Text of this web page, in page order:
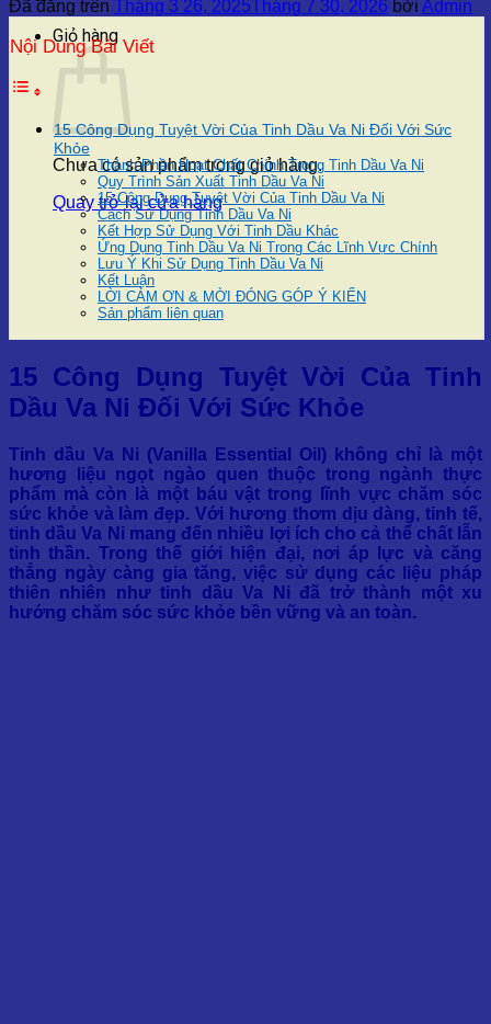
Giỏ hàng
Chưa có sản phẩm trong giỏ hàng.
Quay trở lại cửa hàng
Đã đăng trên Tháng 3 26, 2025Tháng 7 30, 2026 bởi Admin
Nội Dung Bài Viết
15 Công Dụng Tuyệt Vời Của Tinh Dầu Va Ni Đối Với Sức
Khỏe
Thành Phần Hoạt Chất Chính Trong Tinh Dầu Va Ni
Quy Trình Sản Xuất Tinh Dầu Va Ni
15 Công Dụng Tuyệt Vời Của Tinh Dầu Va Ni
Cách Sử Dụng Tinh Dầu Va Ni
Kết Hợp Sử Dụng Với Tinh Dầu Khác
Ứng Dụng Tinh Dầu Va Ni Trong Các Lĩnh Vực Chính
Lưu Ý Khi Sử Dụng Tinh Dầu Va Ni
Kết Luận
LỜI CẢM ƠN & MỜI ĐÓNG GÓP Ý KIẾN
Sản phẩm liên quan
15 Công Dụng Tuyệt Vời Của Tinh
Dầu Va Ni Đối Với Sức Khỏe
Tinh dầu Va Ni (Vanilla Essential Oil) không chỉ là một
hương liệu ngọt ngào quen thuộc trong ngành thực
phẩm mà còn là một báu vật trong lĩnh vực chăm sóc
sức khỏe và làm đẹp.Với hương thơm dịu dàng, tinh tế,
tinh dầu Va Ni mang đến nhiều lợi ích cho cả thể chất lẫn
tinh thần. Trong thế giới hiện đại, nơi áp lực và căng
thẳng ngày càng gia tăng, việc sử dụng các liệu pháp
thiên nhiên như tinh dầu Va Ni đã trở thành một xu
hướng chăm sóc sức khỏe bền vững và an toàn.